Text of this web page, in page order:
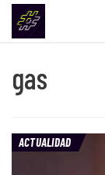
gas
ACTUALIDAD